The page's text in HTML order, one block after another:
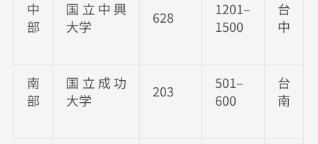
中
部
国立中興
大学
628
1201–
1500
台
中
南
部
国立成功
大学
203
501–
600
台
南